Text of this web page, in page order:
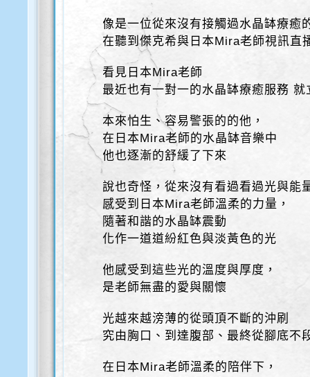
像是一位從來沒有接觸過水晶缽療癒
在聽到傑克希與日本Mira老師視訊直
看見日本Mira老師
最近也有一對一的水晶缽療癒服務 就
本來怕生、容易警張的的他，
在日本Mira老師的水晶缽音樂中
他也逐漸的舒緩了下來
說也奇怪，從來沒有看過看過光與能
感受到日本Mira老師溫柔的力量，
隨著和諧的水晶缽震動
化作一道道紛紅色與淡黃色的光
他感受到這些光的溫度與厚度，
是老師無盡的愛與關懷
光越來越滂薄的從頭頂不斷的沖刷
究由胸口、到達腹部、最終從腳底不
在日本Mira老師溫柔的陪伴下，